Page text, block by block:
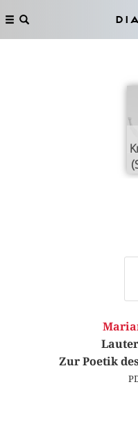
Zur Poetik